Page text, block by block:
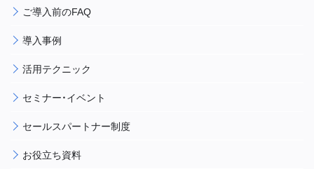
ご導入前のFAQ
導入事例
活用テクニック
セミナー・イベント
セールスパートナー制度
お役立ち資料